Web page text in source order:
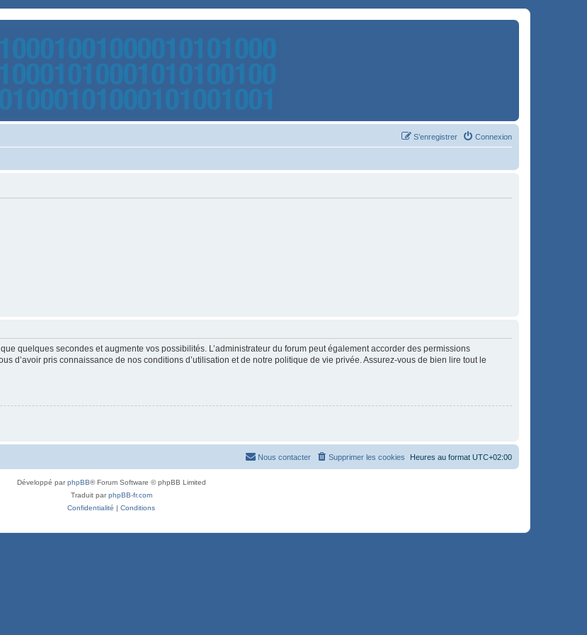
Connexion
S’enregistrer
quelques secondes et augmente vos possibilités. L’administrateur du forum peut également accorder des permissions
d’avoir pris connaissance de nos conditions d’utilisation et de notre politique de vie privée. Assurez-vous de bien lire tout le
Heures au format UTC+02:00
Supprimer les cookies
Nous contacter
Développé parphpBB® Forum Software © phpBB Limited
Traduit parphpBB-fr.com
Confidentialité | Conditions